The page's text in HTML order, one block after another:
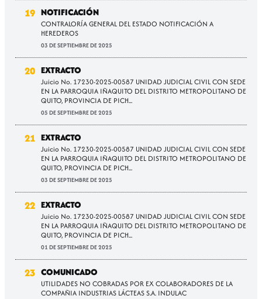
19 NOTIFICACIÓN
CONTRALORÍA GENERAL DEL ESTADO NOTIFICACIÓN A
HEREDEROS
03 DE SEPTIEMBRE DE 2025
20 EXTRACTO
Juicio No. 17230-2025-00587 UNIDAD JUDICIAL CIVIL CON SEDE
EN LA PARROQUIA IÑAQUITO DEL DISTRITO METROPOLITANO DE
QUITO, PROVINCIA DE PICH...
05 DE SEPTIEMBRE DE 2025
21 EXTRACTO
Juicio No. 17230-2025-00587 UNIDAD JUDICIAL CIVIL CON SEDE
EN LA PARROQUIA IÑAQUITO DEL DISTRITO METROPOLITANO DE
QUITO, PROVINCIA DE PICH...
03 DE SEPTIEMBRE DE 2025
22 EXTRACTO
Juicio No. 17230-2025-00587 UNIDAD JUDICIAL CIVIL CON SEDE
EN LA PARROQUIA IÑAQUITO DEL DISTRITO METROPOLITANO DE
QUITO, PROVINCIA DE PICH...
01 DE SEPTIEMBRE DE 2025
23 COMUNICADO
UTILIDADES NO COBRADAS POR EX COLABORADORES DE LA
COMPAÑIA INDUSTRIAS LÁCTEAS S.A. INDULAC